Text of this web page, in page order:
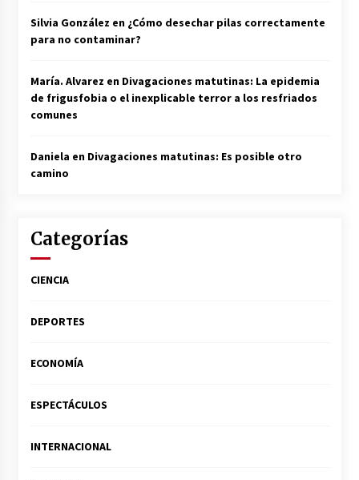
Silvia González en ¿Cómo desechar pilas correctamente
para no contaminar?
María. Alvarez en Divagaciones matutinas: La epidemia
de frigusfobia o el inexplicable terror a los resfriados
comunes
Daniela en Divagaciones matutinas: Es posible otro
camino
Categorías
CIENCIA
DEPORTES
ECONOMÍA
ESPECTÁCULOS
INTERNACIONAL